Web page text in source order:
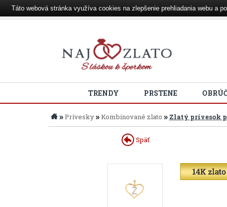
Prihlásenie|Registrácia
TRENDY PRSTENE
»Prívesky»Kombinované zlato » Zlatý prívesok
Späť
Táto webová stránka využíva cookies na zlepšenie prehliadania webu a